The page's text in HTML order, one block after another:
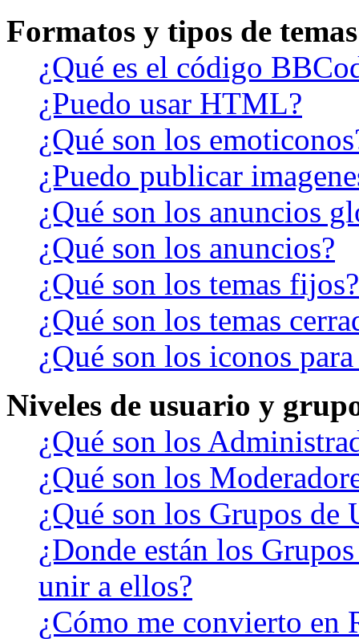
Formatos y tipos de temas
¿Qué es el código
¿Puedo usar HTML?
¿Qué son los
¿Puedo publicar
¿Qué son los anuncios
¿Qué son los anuncios?
¿Qué son los temas fijos?
¿Qué son los temas
¿Qué son los iconos
Niveles de usuario y
¿Qué son los
¿Qué son los
¿Qué son los Grupos de
¿Donde están los
unir a ellos?
¿Cómo me convierto en